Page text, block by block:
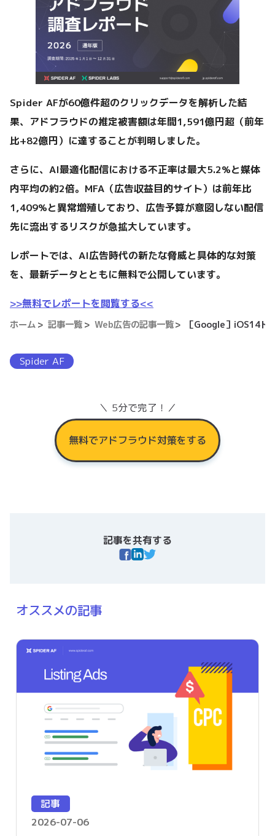
Spider AFが60億件超のクリックデータを解析した結
果、アドフラウドの推定被害額は年間1,591億円超（前年
比+82億円）に達することが判明しました。
さらに、AI最適化配信における不正率は最大5.2%と媒体
内平均の約2倍。MFA（広告収益目的サイト）は前年比
1,409%と異常増殖しており、広告予算が意図しない配信
先に流出するリスクが急拡大しています。
レポートでは、AI広告時代の新たな脅威と具体的な対策
を、最新データとともに無料で公開しています。
>>無料でレポートを閲覧する<<
ホーム 記事一覧 Web広告の記事一覧 ［Google］iOS14ト
Spider AF
＼ 5分で完了！／
無料でアドフラウド対策をする
記事を共有する
オススメの記事
記事
2026-07-06